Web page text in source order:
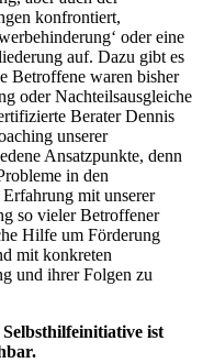
konfrontiert,
oder eine
auf. Dazu gibt es
Betroffene waren bisher
oder Nachteilsausgleiche
Berater Dennis
unserer
Ansatzpunkte, denn
in den
mit unserer
so vieler Betroffener
Hilfe um Förderung
mit konkreten
und ihrer Folgen zu
ist